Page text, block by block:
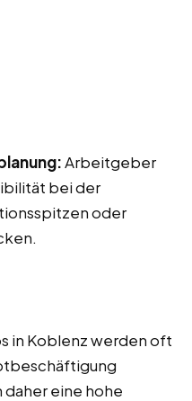
Arbeitgeber
bei der
oder
in Koblenz werden oft
eine hohe